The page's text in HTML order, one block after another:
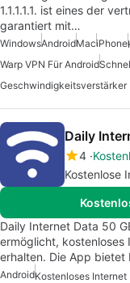
1.1.1.1.1. ist eines der
garantiert mit…
WindowsAndroidMaciPhone
Warp VPN Für Android
Daily
4
Kostenlose
Daily Internet Data 50
ermöglicht, kostenloses
erhalten. Die App
AndroidKostenloses Internet